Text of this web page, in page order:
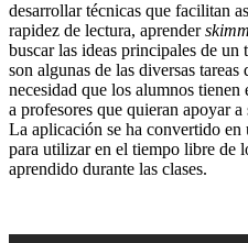
desarrollar técnicas que facilitan
rapidez de lectura, aprender
buscar las ideas principales de
son algunas de las diversas
necesidad que los alumnos
a profesores que quieran apoyar
La aplicación se ha convertido en
para utilizar en el tiempo libre de
aprendido durante las clases.